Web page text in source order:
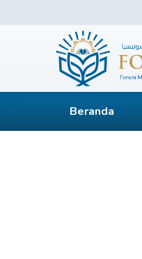
FORMAQIN
Beranda